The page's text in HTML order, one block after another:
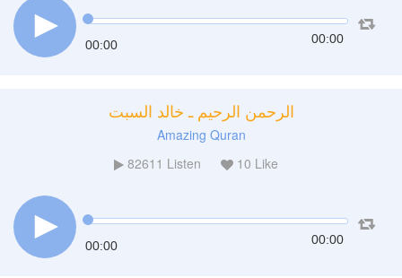
00:00 00:00
الرحمن الرحيم ـ خالد السبت
Amazing Quran
82611 Listen 10 Like
00:00 00:00